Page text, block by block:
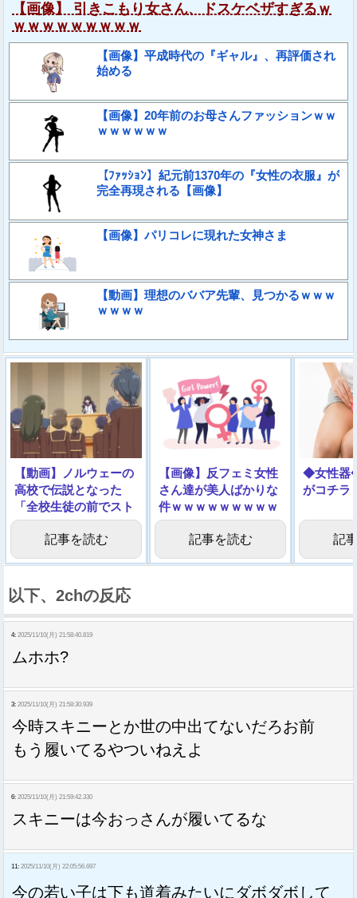
【画像】 引きこもり女さん、ドスケベザすぎるｗ
ｗｗｗｗｗｗｗｗｗ
【画像】平成時代の『ギャル』、再評価され
始める
【画像】20年前のお母さんファッションｗｗ
ｗｗｗｗｗｗ
【ﾌｧｯｼｮﾝ】紀元前1370年の『女性の衣服』が
完全再現される【画像】
【画像】パリコレに現れた女神さま
【動画】理想のババア先輩、見つかるｗｗｗ
ｗｗｗｗ
【動画】ノルウェーの
高校で伝説となった
「全校生徒の前でスト
リップショー」がこち
らです…記事を読む
【画像】反フェミ女性
さん達が美人ばかりな
件ｗｗｗｗｗｗｗｗｗ
記事を読む
◆女性器
がコチラ
記
以下、2chの反応
4: 2025/11/10(月) 21:58:40.819
ムホホ?
3: 2025/11/10(月) 21:58:30.939
今時スキニーとか世の中出てないだろお前
もう履いてるやついねえよ
6: 2025/11/10(月) 21:59:42.330
スキニーは今おっさんが履いてるな
11: 2025/11/10(月) 22:05:56.697
今の若い子は下も道着みたいにダボダボして